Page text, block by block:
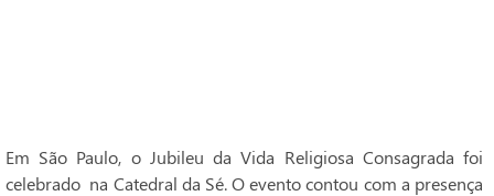
Em São Paulo, o Jubileu da Vida Religiosa Consagrada foi
celebrado na Catedral da Sé. O evento contou com a presença